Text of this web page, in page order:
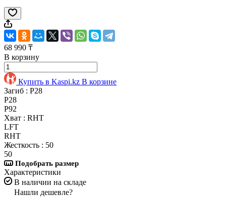
68 990 ₸
В корзину
Купить в Kaspi.kz В корзине
Загиб : P28
P28
P92
Хват : RHT
LFT
RHT
Жесткость : 50
50
Подобрать размер
Характеристики
В наличии на складе
Нашли дешевле?